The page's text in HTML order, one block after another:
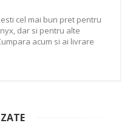
cel mai bun pret pentru
dar si pentru alte
acum si ai livrare